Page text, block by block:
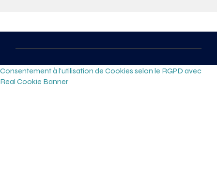
Consentement à l'utilisation de Cookies selon le RGPD avec
Real Cookie Banner